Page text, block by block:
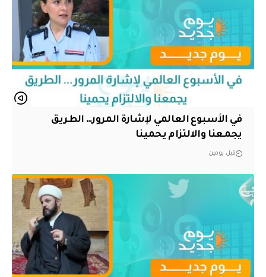
في الأسبوع العالمي لإشارة المرور… الطريق
يجمعنا والالتزام يحمينا
قبل يومين